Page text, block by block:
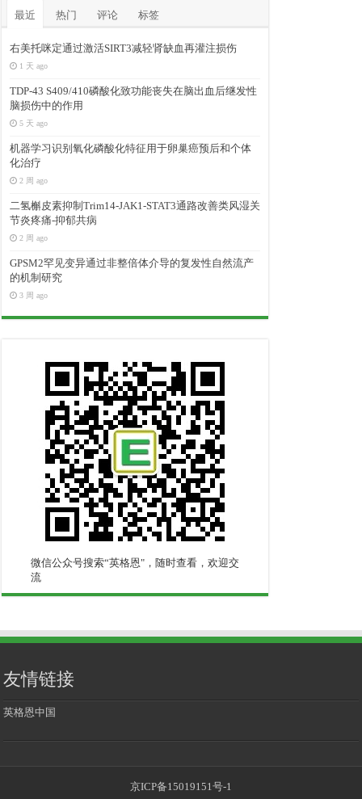
最近 热门 评论 标签
右美托咪定通过激活SIRT3减轻肾缺血再灌注损伤
1 天 ago
TDP-43 S409/410磷酸化致功能丧失在脑出血后继发性
脑损伤中的作用
5 天 ago
机器学习识别氧化磷酸化特征用于卵巢癌预后和个体
化治疗
2 周 ago
二氢槲皮素抑制Trim14-JAK1-STAT3通路改善类风湿关
节炎疼痛-抑郁共病
2 周 ago
GPSM2罕见变异通过非整倍体介导的复发性自然流产
的机制研究
3 周 ago
微信公众号搜索“英格恩"，随时查看，欢迎交
流
友情链接
英格恩中国
京ICP备15019151号-1